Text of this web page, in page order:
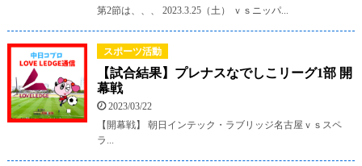
第2節は、、、 2023.3.25（土） ｖｓニッパ...
スポーツ活動
【試合結果】プレナスなでしこリーグ1部 開
幕戦
2023/03/22
【開幕戦】 朝日インテック・ラブリッジ名古屋ｖｓスペ
ラ...